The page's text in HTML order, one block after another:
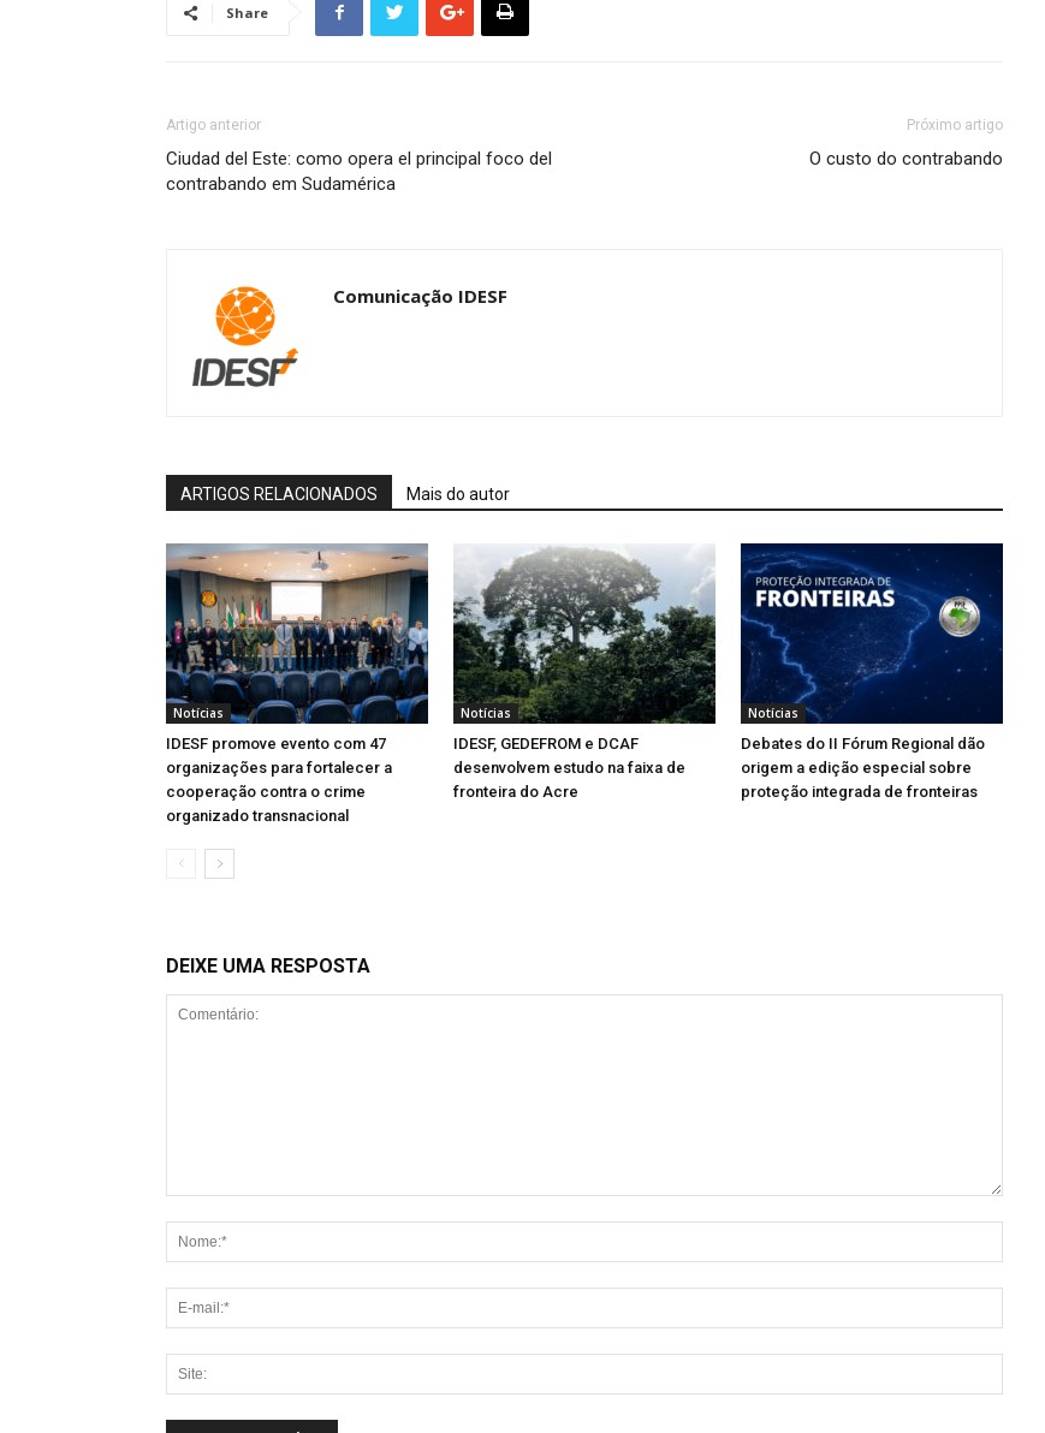
Share
Artigo anterior
Ciudad del Este: como opera el principal foco del
contrabando em Sudamérica
Próximo artigo
O custo do contrabando
Comunicação IDESF
ARTIGOS RELACIONADOS Mais do autor
Notícias
IDESF promove evento com 47
organizações para fortalecer a
cooperação contra o crime
organizado transnacional
Notícias
IDESF, GEDEFROM e DCAF
desenvolvem estudo na faixa de
fronteira do Acre
Notícias
Debates do II Fórum Regional dão
origem a edição especial sobre
proteção integrada de fronteiras
DEIXE UMA RESPOSTA